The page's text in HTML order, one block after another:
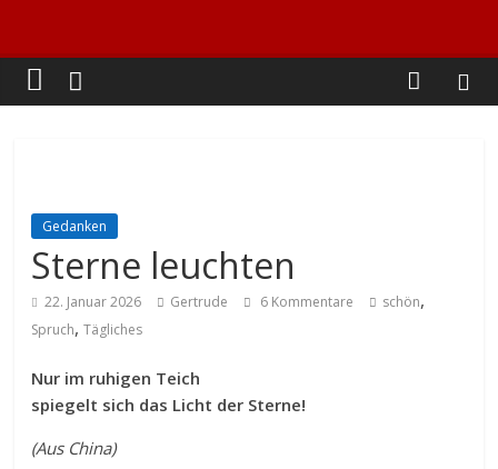
Gedanken
Sterne leuchten
22. Januar 2026 Gertrude 6 Kommentare schön,
Spruch,Tägliches
Nur im ruhigen Teich
spiegelt sich das Licht der Sterne!
(Aus China)